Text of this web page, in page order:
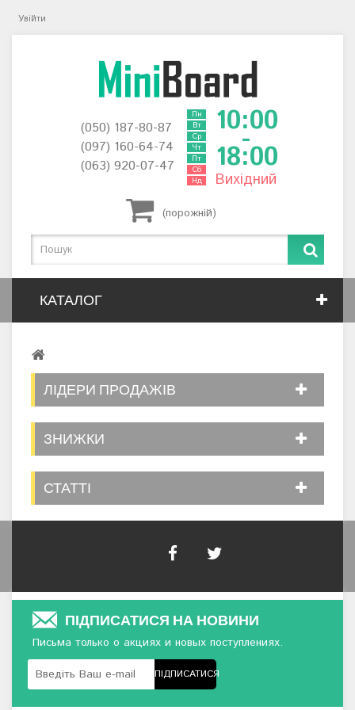
Увійти
(порожній)
(050) 187-80-87
(097) 160-64-74
(063) 920-07-47
Пн
Вт
Ср
Чт
Пт
Сб
Нд
10:00
-
18:00
Вихідний
КАТАЛОГ
ЛІДЕРИ ПРОДАЖІВ
ЗНИЖКИ
СТАТТІ
ПІДПИСАТИСЯ НА НОВИНИ
Письма только о акциях и новых поступлениях.
ПІДПИСАТИСЯ